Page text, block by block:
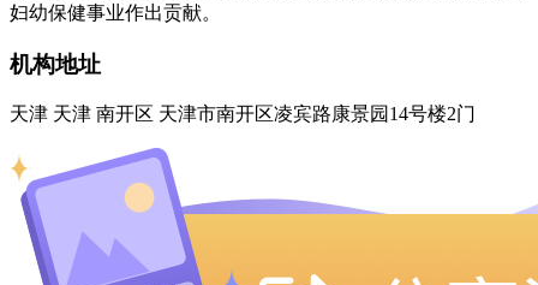
妇幼保健事业作出贡献。
机构地址
天津 天津 南开区 天津市南开区凌宾路康景园14号楼2门